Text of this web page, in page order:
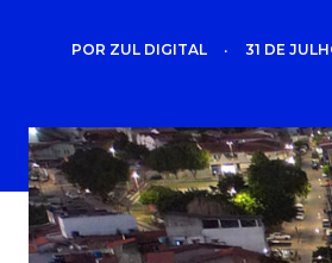
POR ZUL DIGITAL • 31 DE